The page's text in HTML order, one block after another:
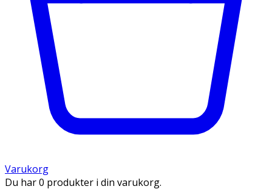
Varukorg
Du har 0 produkter i din varukorg.